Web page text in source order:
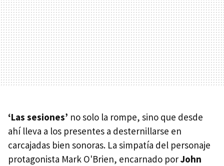
‘Las sesiones’ no solo la rompe, sino que desde
ahí lleva a los presentes a desternillarse en
carcajadas bien sonoras. La simpatía del personaje
protagonista Mark O'Brien, encarnado porJohn